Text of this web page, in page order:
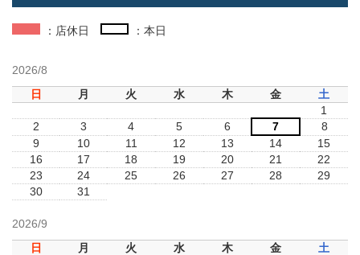
：店休日 ：本日
2026/8
日
月 火 水 木 金
土
1
2
3 4 5 6 7
8
9
10 11 12 13 14
15
16
17 18 19 20 21
22
23
24 25 26 27 28
29
30
31
2026/9
日
月 火 水 木 金
土